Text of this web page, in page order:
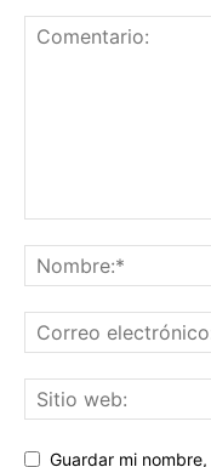
Guardar mi